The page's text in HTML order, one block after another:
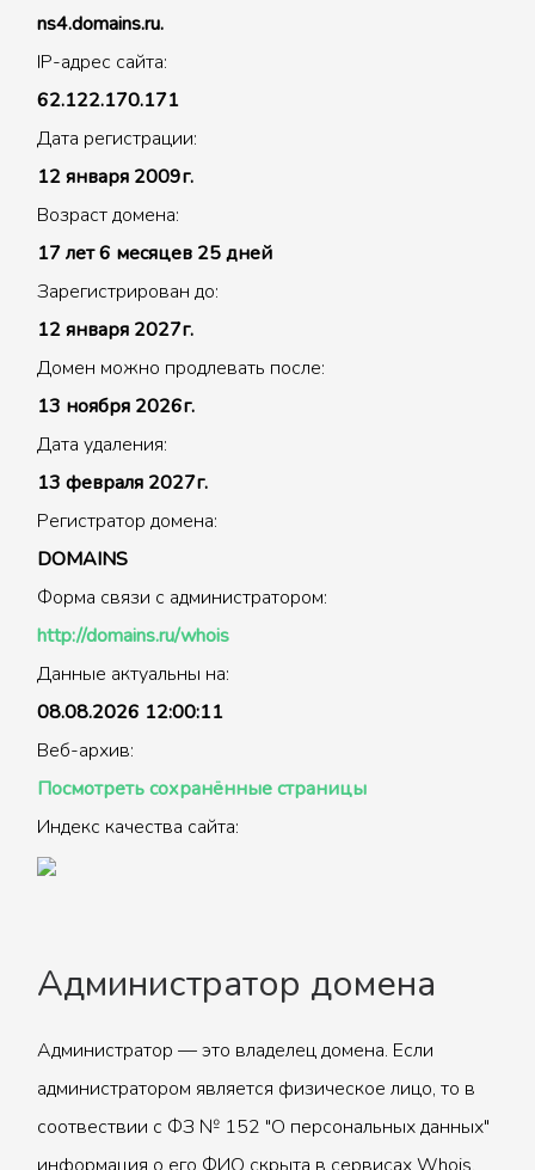
ns4.domains.ru.
IP-адрес сайта:
62.122.170.171
Дата регистрации:
12 января 2009г.
Возраст домена:
17 лет 6 месяцев 25 дней
Зарегистрирован до:
12 января 2027г.
Домен можно продлевать после:
13 ноября 2026г.
Дата удаления:
13 февраля 2027г.
Регистратор домена:
DOMAINS
Форма связи с администратором:
http://domains.ru/whois
Данные актуальны на:
08.08.2026 12:00:11
Веб-архив:
Посмотреть сохранённые страницы
Индекс качества сайта:
Администратор домена
Администратор — это владелец домена. Если
администратором является физическое лицо, то в
соотвествии с ФЗ № 152 "О персональных данных"